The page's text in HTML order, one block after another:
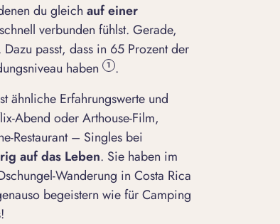
du gleich auf einer
verbunden fühlst. Gerade,
passt, dass in 65 Prozent der
haben
1 .
ähnliche Erfahrungswerte und
Abend oder Arthouse-Film,
Restaurant – Singles bei
auf das Leben. Sie haben im
Wanderung in Costa Rica
begeistern wie für Camping